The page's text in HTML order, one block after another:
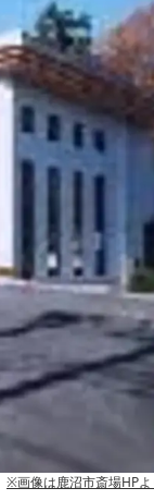
※画像は鹿沼市斎場HP